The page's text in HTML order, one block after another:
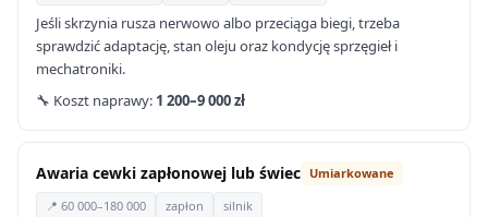
Jeśli skrzynia rusza nerwowo albo przeciąga biegi, trzeba
sprawdzić adaptację, stan oleju oraz kondycję sprzęgieł i
mechatroniki.
🔧 Koszt naprawy: 1 200–9 000 zł
Awaria cewki zapłonowej lub świec Umiarkowane
📍 60 000–180 000 zapłon silnik